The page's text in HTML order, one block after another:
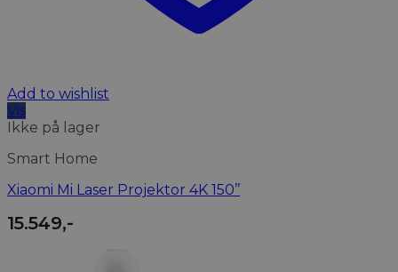
Add to wishlist
Vis
Ikke på lager
Smart Home
Xiaomi Mi Laser Projektor 4K 150’’
15.549,-